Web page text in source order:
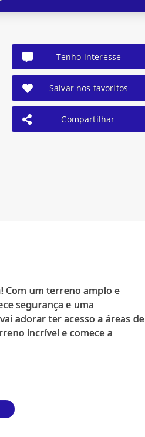
Tenho interesse
Salvar nos favoritos
Compartilhar
Com um terreno amplo e
segurança e uma
adorar ter acesso a áreas de
incrível e comece a